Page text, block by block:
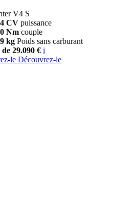
V4 S
CV puissance
Nm couple
kg Poids sans carburant
29.090 € i
le Découvrez-le